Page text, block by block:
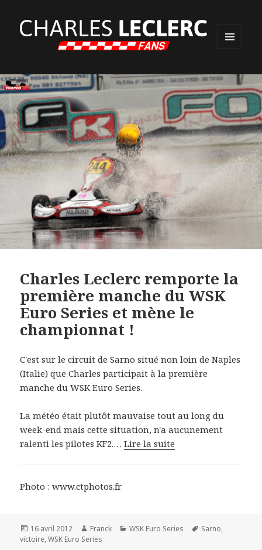
WIDGETS
Charles Leclerc remporte la
première manche du WSK
Euro Series et mène le
championnat !
C'est sur le circuit de Sarno situé non loin de Naples
(Italie) que Charles participait à la première
manche du WSK Euro Series.
La météo était plutôt mauvaise tout au long du
week-end mais cette situation, n'a aucunement
ralenti les pilotes KF2.…Lire la suite
Photo : www.ctphotos.fr
Publié
le
16 avril 2012 Auteur
Franck Catégories
WSK Euro Series
Mots-
Sarno,
victoire,WSK Euro Series